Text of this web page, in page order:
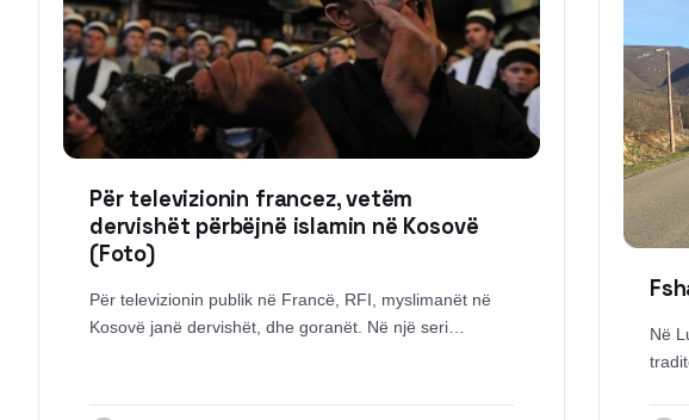
Për televizionin francez, vetëm
dervishët përbëjnë islamin në Kosovë
(Foto)
Për televizionin publik në Francë, RFI, myslimanët në
Kosovë janë dervishët, dhe goranët. Në një seri…
Në